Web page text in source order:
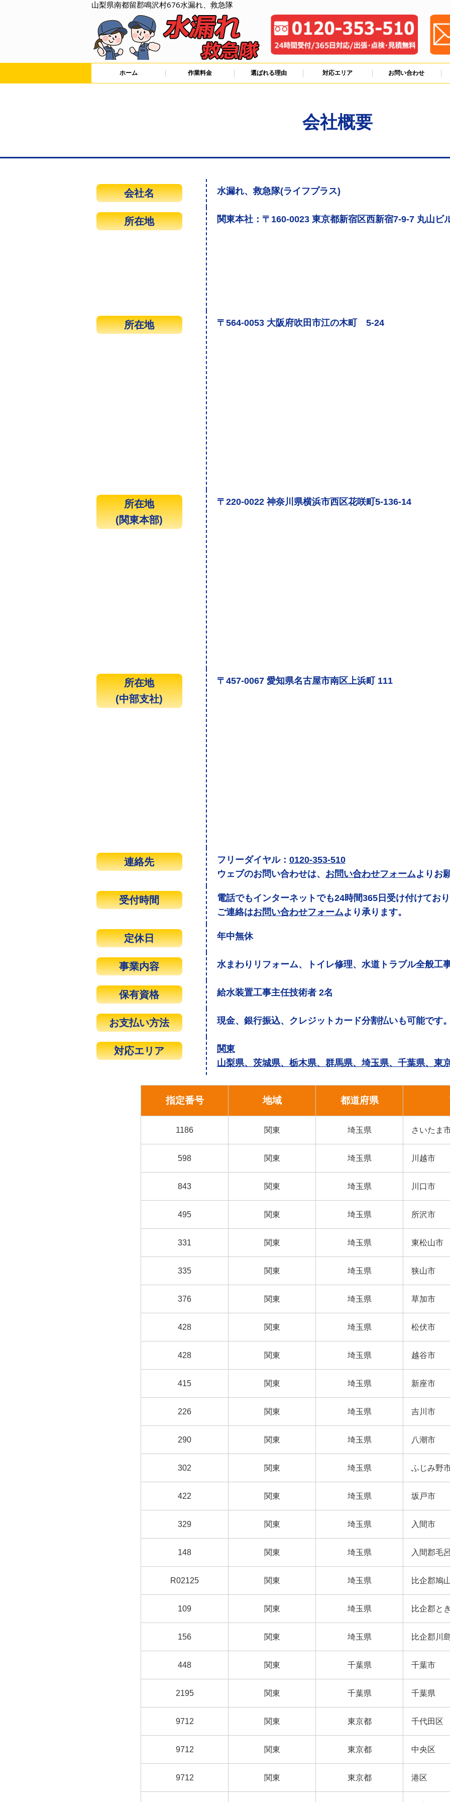
山梨県南都留郡鳴沢村676水漏れ、救急隊
ホーム 作業料金 選ばれる理由 対応エリア お問い合わせ
会社概要
会社名 水漏れ、救急隊(ライフプラス)
所在地 関東本社：〒160-0023 東京都新宿区西新宿7-9-7 丸山ビ
所在地 〒564-0053 大阪府吹田市江の木町 5-24
所在地
(関東本部)
〒220-0022 神奈川県横浜市西区花咲町5-136-14
所在地
(中部支社)
〒457-0067 愛知県名古屋市南区上浜町 111
連絡先 フリーダイヤル： 0120-353-510
ウェブのお問い合わせは、 お問い合わせフォームよりお
受付時間
電話でもインターネットでも24時間365日受け付けてお
ご連絡はお問い合わせフォームより承ります。
定休日 年中無休
事業内容 水まわりリフォーム、トイレ修理、水道トラブル全般工
保有資格 給水装置工事主任技術者 2名
お支払い方法 現金、銀行振込、クレジットカード分割払いも可能です
対応エリア
関東
山梨県、茨城県、栃木県、群馬県、埼玉県、千葉県、東
指定番号 地域 都道府県
1186 関東 埼玉県 さいたま
598 関東 埼玉県 川越市
843 関東 埼玉県 川口市
495 関東 埼玉県 所沢市
331 関東 埼玉県 東松山市
335 関東 埼玉県 狭山市
376 関東 埼玉県 草加市
428 関東 埼玉県 松伏市
428 関東 埼玉県 越谷市
415 関東 埼玉県 新座市
226 関東 埼玉県 吉川市
290 関東 埼玉県 八潮市
302 関東 埼玉県 ふじみ野
422 関東 埼玉県 坂戸市
329 関東 埼玉県 入間市
148 関東 埼玉県 入間郡毛
R02125 関東 埼玉県 比企郡鳩
109 関東 埼玉県 比企郡と
156 関東 埼玉県 比企郡川
448 関東 千葉県 千葉市
2195 関東 千葉県 千葉県
9712 関東 東京都 千代田区
9712 関東 東京都 中央区
9712 関東 東京都 港区